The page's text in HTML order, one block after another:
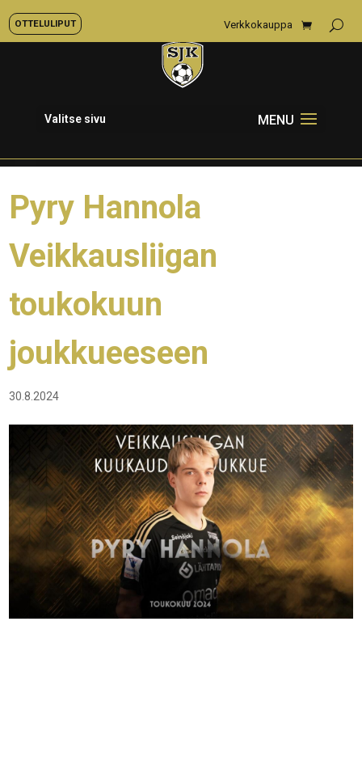
OTTELULIPUT Verkkokauppa
Valitse sivu
Pyry Hannola
Veikkausliigan
toukokuun
joukkueeseen
30.8.2024